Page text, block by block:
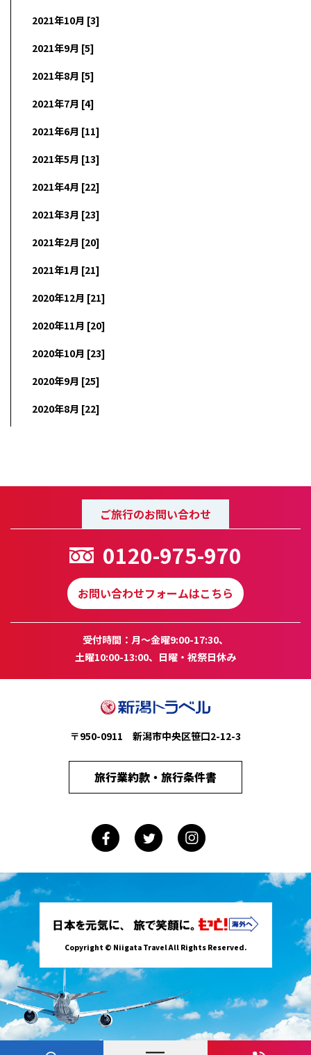
2021年10月 [3]
2021年9月 [5]
2021年8月 [5]
2021年7月 [4]
2021年6月 [11]
2021年5月 [13]
2021年4月 [22]
2021年3月 [23]
2021年2月 [20]
2021年1月 [21]
2020年12月 [21]
2020年11月 [20]
2020年10月 [23]
2020年9月 [25]
2020年8月 [22]
ご旅行のお問い合わせ
0120-975-970
お問い合わせフォームはこちら
受付時間：月～金曜9:00-17:30、
土曜10:00-13:00、日曜・祝祭日休み
〒950-0911 新潟市中央区笹口2-12-3
旅行業約款・旅行条件書
Copyright © Niigata Travel All Rights Reserved.